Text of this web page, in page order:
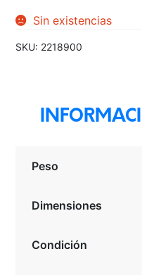
Sin existencias
SKU: 2218900
Peso
Dimensiones
Condición